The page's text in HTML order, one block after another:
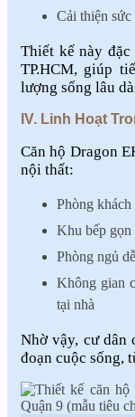
Cải thiện sức
Thiết kế này
TP.HCM, giúp
lượng sống lâu
IV. Linh Hoạt
Căn hộ Dragon
nội thất:
Phòng
Khu bếp gọn
Phòng ngủ
Không gian
tại nhà
Nhờ vậy, cư dân
đoạn cuộc sống,